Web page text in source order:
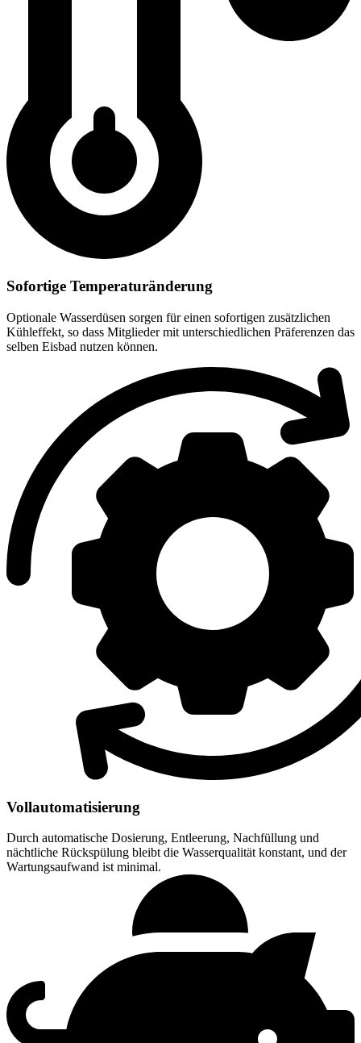
Sofortige Temperaturänderung
Optionale Wasserdüsen sorgen für einen sofortigen zusätzlichen
Kühleffekt, so dass Mitglieder mit unterschiedlichen Präferenzen das
selben Eisbad nutzen können.
Vollautomatisierung
Durch automatische Dosierung, Entleerung, Nachfüllung und
nächtliche Rückspülung bleibt die Wasserqualität konstant, und der
Wartungsaufwand ist minimal.